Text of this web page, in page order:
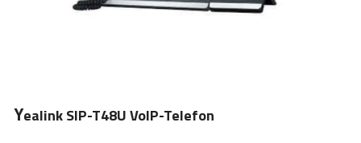
Yealink SIP-T48U VoIP-Telefon